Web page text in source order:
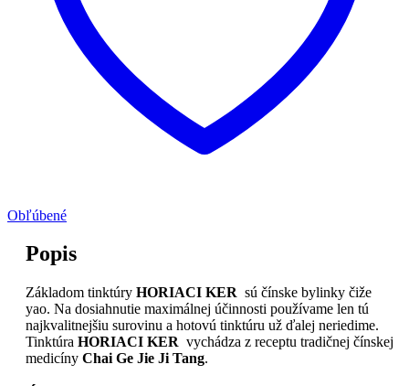
Obľúbené
Popis
Základom tinktúry HORIACI KER sú čínske bylinky čiže
yao. Na dosiahnutie maximálnej účinnosti používame len tú
najkvalitnejšiu surovinu a hotovú tinktúru už ďalej neriedime.
Tinktúra HORIACI KER vychádza z receptu tradičnej čínskej
medicíny Chai Ge Jie Ji Tang.